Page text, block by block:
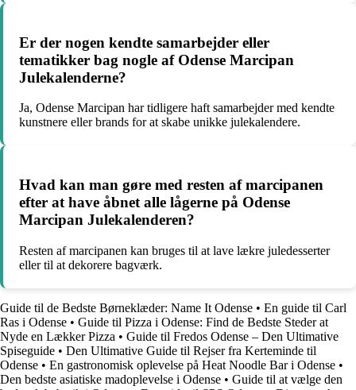
Er der nogen kendte samarbejder eller
tematikker bag nogle af Odense Marcipan
Julekalenderne?
Ja, Odense Marcipan har tidligere haft samarbejder med kendte
kunstnere eller brands for at skabe unikke julekalendere.
Hvad kan man gøre med resten af marcipanen
efter at have åbnet alle lågerne på Odense
Marcipan Julekalenderen?
Resten af marcipanen kan bruges til at lave lækre juledesserter
eller til at dekorere bagværk.
Guide til de Bedste Børneklæder: Name It Odense • En guide til Carl
Ras i Odense • Guide til Pizza i Odense: Find de Bedste Steder at
Nyde en Lækker Pizza • Guide til Fredos Odense – Den Ultimative
Spiseguide • Den Ultimative Guide til Rejser fra Kerteminde til
Odense • En gastronomisk oplevelse på Heat Noodle Bar i Odense •
Den bedste asiatiske madoplevelse i Odense • Guide til at vælge den